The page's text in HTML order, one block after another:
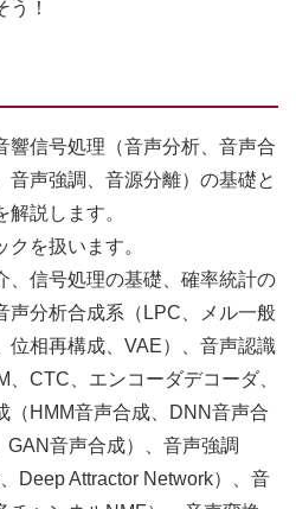
う！
信号処理（音声分析、音声合
音声強調、音源分離）の基礎と
説します。
を扱います。
信号処理の基礎、確率統計の
声分析合成系（LPC、メル一般
位相再構成、VAE）、音声認識
、CTC、エンコーダデコーダ、
（HMM音声合成、DNN音声合
GAN音声合成）、音声強調
Deep Attractor Network）、音